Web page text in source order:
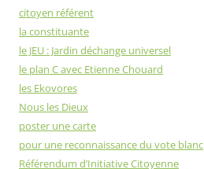
citoyen référent
la constituante
le JEU : Jardin déchange universel
le plan C avec Etienne Chouard
les Ekovores
Nous les Dieux
poster une carte
pour une reconnaissance du vote blanc
Référendum d’Initiative Citoyenne